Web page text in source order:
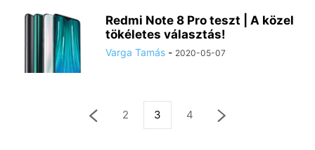
Redmi Note 8 Pro teszt | A közel
tökéletes választás!
Varga Tamás - 2020-05-07
2 3 4